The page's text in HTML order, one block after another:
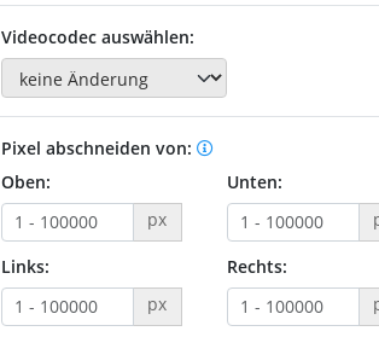
Videocodec auswählen:
Pixel abschneiden von:
Oben:
px
Unten:
Links:
px
Rechts: